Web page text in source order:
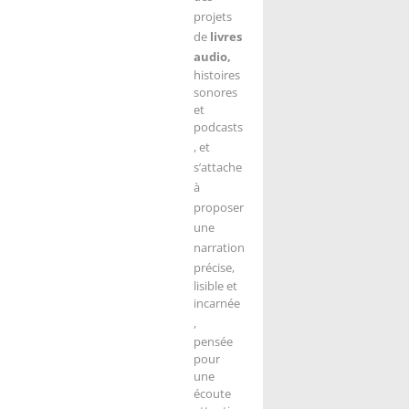
projets
de livres
audio,
histoires
sonores
et
podcasts
, et
s’attache
à
proposer
une
narration
précise,
lisible et
incarnée
,
pensée
pour
une
écoute